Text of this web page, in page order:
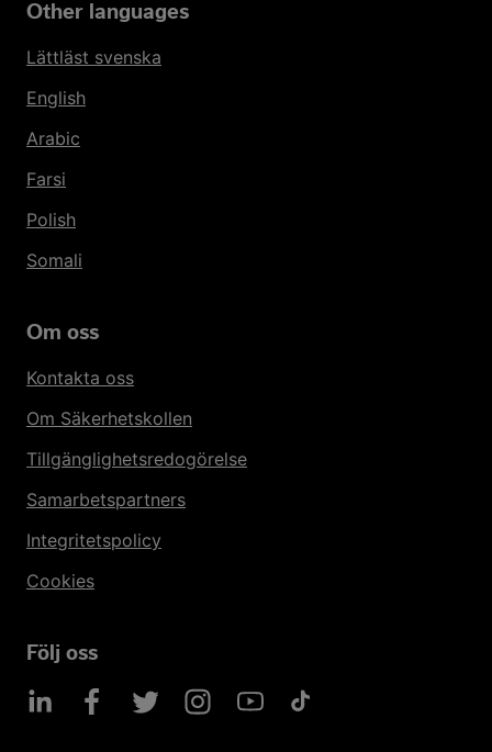
Other languages
Lättläst svenska
English
Arabic
Farsi
Polish
Somali
Om oss
Kontakta oss
Om Säkerhetskollen
Tillgänglighetsredogörelse
Samarbetspartners
Integritetspolicy
Cookies
Följ oss